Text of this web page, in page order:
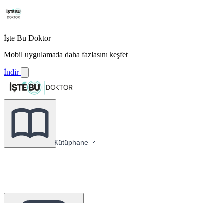
İşte Bu Doktor
Mobil uygulamada daha fazlasını keşfet
İndir
Kütüphane